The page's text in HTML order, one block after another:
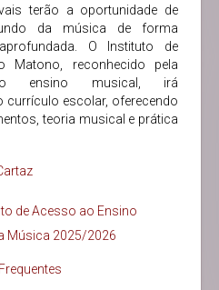
terão a oportunidade de
da música de forma
O Instituto de
Matono, reconhecido pela
ensino musical, irá
currículo escolar, oferecendo
teoria musical e prática
de Acesso ao Ensino
Música 2025/2026